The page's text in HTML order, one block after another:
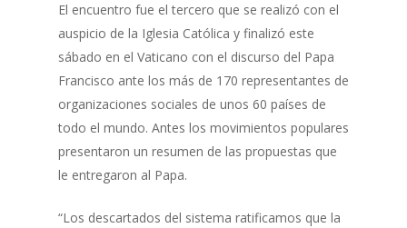
El encuentro fue el tercero que se realizó con el
auspicio de la Iglesia Católica y finalizó este
sábado en el Vaticano con el discurso del Papa
Francisco ante los más de 170 representantes de
organizaciones sociales de unos 60 países de
todo el mundo. Antes los movimientos populares
presentaron un resumen de las propuestas que
le entregaron al Papa.
“Los descartados del sistema ratificamos que la